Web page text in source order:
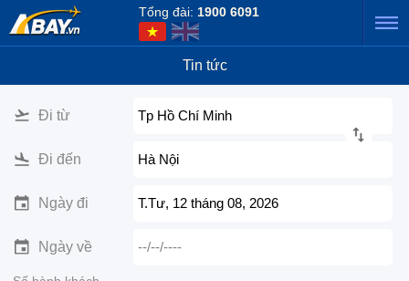
Tổng đài: 1900 6091
Tin tức
Đi từ Tp Hồ Chí Minh
Đi đến Hà Nội
Ngày đi T.Tư, 12 tháng 08, 2026
Ngày về --/--/----